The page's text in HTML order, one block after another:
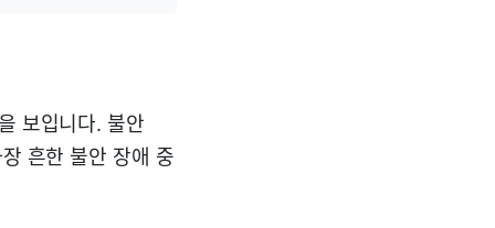
보입니다. 불안
흔한 불안 장애 중